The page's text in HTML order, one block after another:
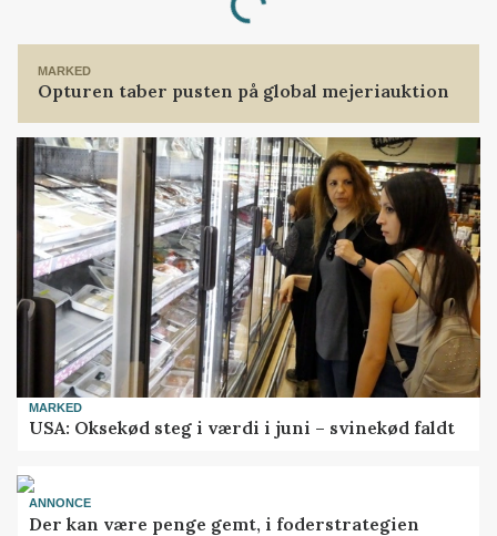
MARKED
Opturen taber pusten på global mejeriauktion
MARKED
USA: Oksekød steg i værdi i juni – svinekød faldt
ANNONCE
Der kan være penge gemt, i foderstrategien